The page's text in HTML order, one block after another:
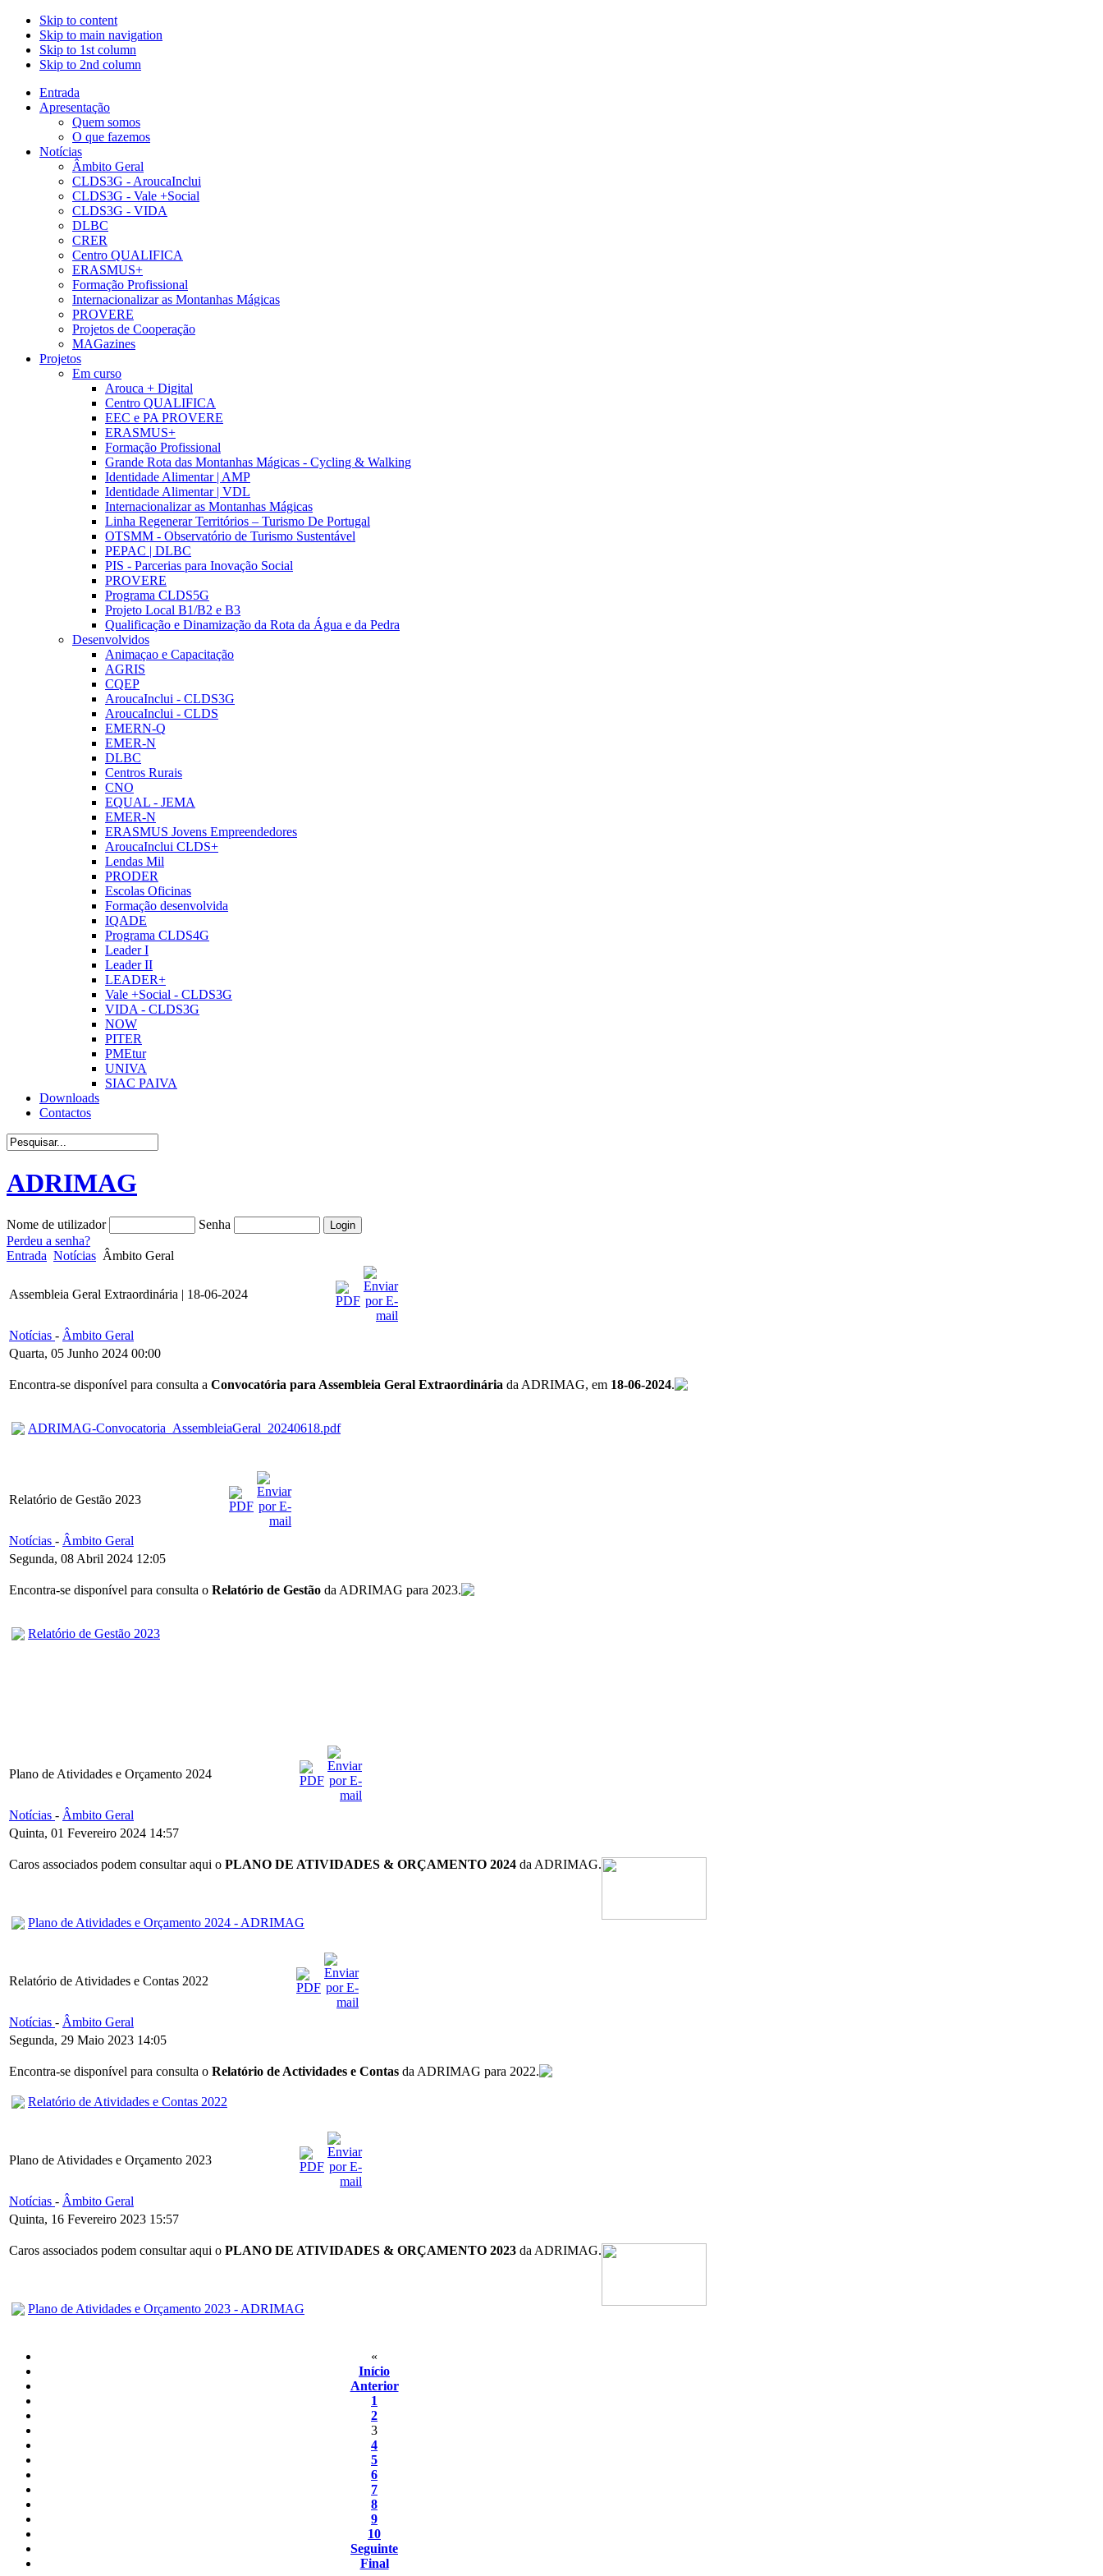
Skip to content
Skip to main navigation
Skip to 1st column
Skip to 2nd column
Entrada
Apresentação
Quem somos
O que fazemos
Notícias
Âmbito Geral
CLDS3G - AroucaInclui
CLDS3G - Vale +Social
CLDS3G - VIDA
DLBC
CRER
Centro QUALIFICA
ERASMUS+
Formação Profissional
Internacionalizar as Montanhas Mágicas
PROVERE
Projetos de Cooperação
MAGazines
Projetos
Em curso
Arouca + Digital
Centro QUALIFICA
EEC e PA PROVERE
ERASMUS+
Formação Profissional
Grande Rota das Montanhas Mágicas - Cycling & Walking
Identidade Alimentar | AMP
Identidade Alimentar | VDL
Internacionalizar as Montanhas Mágicas
Linha Regenerar Territórios – Turismo De Portugal
OTSMM - Observatório de Turismo Sustentável
PEPAC | DLBC
PIS - Parcerias para Inovação Social
PROVERE
Programa CLDS5G
Projeto Local B1/B2 e B3
Qualificação e Dinamização da Rota da Água e da Pedra
Desenvolvidos
Animaçao e Capacitação
AGRIS
CQEP
AroucaInclui - CLDS3G
AroucaInclui - CLDS
EMERN-Q
EMER-N
DLBC
Centros Rurais
CNO
EQUAL - JEMA
EMER-N
ERASMUS Jovens Empreendedores
AroucaInclui CLDS+
Lendas Mil
PRODER
Escolas Oficinas
Formação desenvolvida
IQADE
Programa CLDS4G
Leader I
Leader II
LEADER+
Vale +Social - CLDS3G
VIDA - CLDS3G
NOW
PITER
PMEtur
UNIVA
SIAC PAIVA
Downloads
Contactos
ADRIMAG
Nome de utilizador
Senha
Perdeu a senha?
Entrada Notícias Âmbito Geral
Assembleia Geral Extraordinária | 18-06-2024
Notícias - Âmbito Geral
Quarta, 05 Junho 2024 00:00
Encontra-se disponível para consulta a Convocatória para Assembleia Geral Extraordinária da ADRIMAG, em 18-06-2024.
ADRIMAG-Convocatoria_AssembleiaGeral_20240618.pdf
Relatório de Gestão 2023
Notícias - Âmbito Geral
Segunda, 08 Abril 2024 12:05
Encontra-se disponível para consulta o Relatório de Gestão da ADRIMAG para 2023.
Relatório de Gestão 2023
Plano de Atividades e Orçamento 2024
Notícias - Âmbito Geral
Quinta, 01 Fevereiro 2024 14:57
Caros associados podem consultar aqui o PLANO DE ATIVIDADES & ORÇAMENTO 2024 da ADRIMAG.
Plano de Atividades e Orçamento 2024 - ADRIMAG
Relatório de Atividades e Contas 2022
Notícias - Âmbito Geral
Segunda, 29 Maio 2023 14:05
Encontra-se disponível para consulta o Relatório de Actividades e Contas da ADRIMAG para 2022.
Relatório de Atividades e Contas 2022
Plano de Atividades e Orçamento 2023
Notícias - Âmbito Geral
Quinta, 16 Fevereiro 2023 15:57
Caros associados podem consultar aqui o PLANO DE ATIVIDADES & ORÇAMENTO 2023 da ADRIMAG.
Plano de Atividades e Orçamento 2023 - ADRIMAG
«
Início
Anterior
1
2
3
4
5
6
7
8
9
10
Seguinte
Final